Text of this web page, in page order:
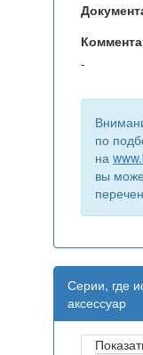
-
по
на
вы
Серии, где
аксессуар